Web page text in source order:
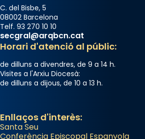
C. del Bisbe, 5
08002 Barcelona
Telf. 93 270 10 10
secgral@arqbcn.cat
Horari d'atenció al públic:
de dilluns a divendres, de 9 a 14 h.
Visites a l'Arxiu Diocesà:
de dilluns a dijous, de 10 a 13 h.
Enllaços d'interès:
Santa Seu
Conferència Episcopal Espanyola